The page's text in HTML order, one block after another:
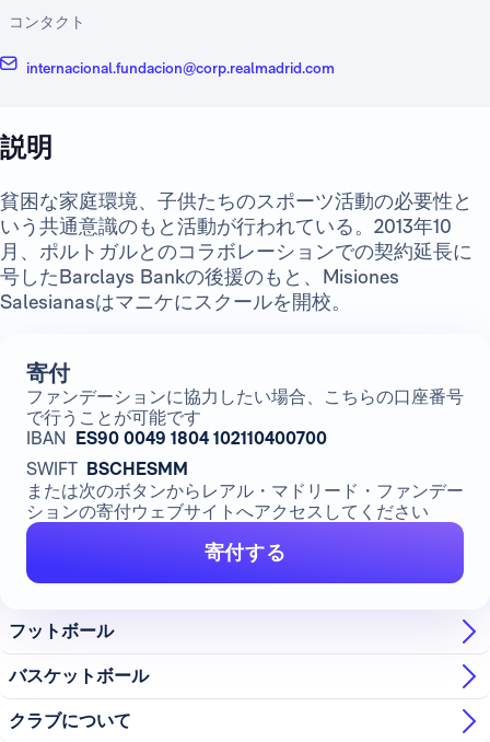
コンタクト
internacional.fundacion@corp.realmadrid.com
説明
貧困な家庭環境、子供たちのスポーツ活動の必要性と
いう共通意識のもと活動が行われている。2013年10
月、ポルトガルとのコラボレーションでの契約延長に
号したBarclays Bankの後援のもと、Misiones
Salesianasはマニケにスクールを開校。
寄付
ファンデーションに協力したい場合、こちらの口座番号
で行うことが可能です
IBAN ES90 0049 1804 102110400700
SWIFT BSCHESMM
または次のボタンからレアル・マドリード・ファンデー
ションの寄付ウェブサイトへアクセスしてください
寄付する
フットボール
バスケットボール
クラブについて